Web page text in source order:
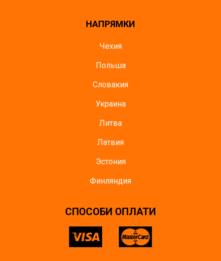
НАПРЯМКИ
Чехия
Польша
Словакия
Украина
Литва
Латвия
Эстония
Финляндия
СПОСОБИ ОПЛАТИ